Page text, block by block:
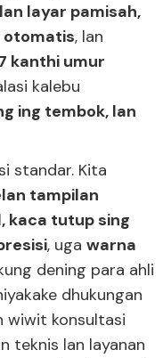
layar pamisah,
otomatis, lan
kanthi umur
kalebu
ing tembok, lan
standar. Kita
tampilan
kaca tutup sing
, uga warna
dening para ahli
dhukungan
wiwit konsultasi
teknis lan layanan